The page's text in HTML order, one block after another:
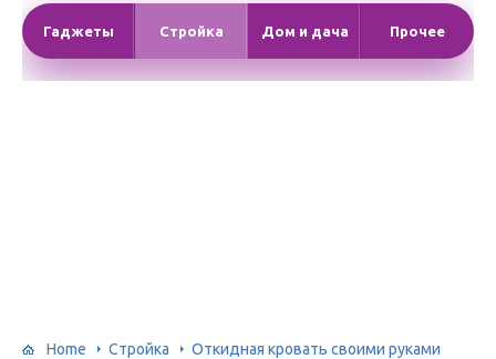
Гаджеты Стройка Дом и дача Прочее
Home Стройка Откидная кровать своими руками